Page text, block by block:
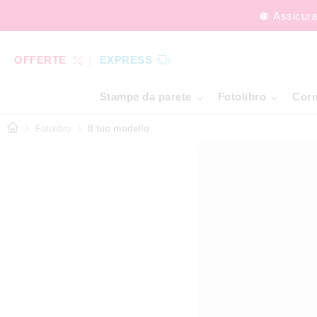
🪩
OFFERTE EXPRESS
Stampe da parete Fotolibro
Fotolibro Il tuo modello